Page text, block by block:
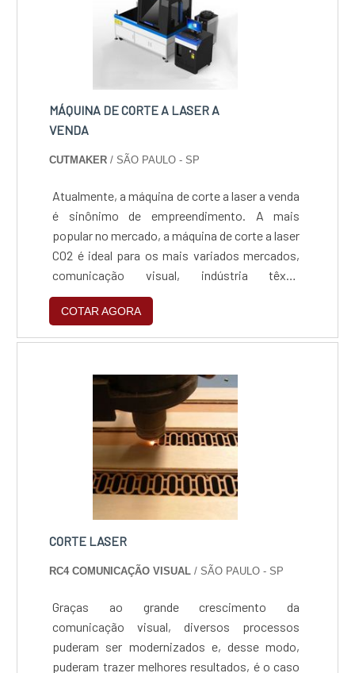
MÁQUINA DE CORTE A LASER A
VENDA
CUTMAKER / SÃO PAULO - SP
Atualmente, a máquina de corte a laser a venda
é sinônimo de empreendimento. A mais
popular no mercado, a máquina de corte a laser
CO2 é ideal para os mais variados mercados,
comunicação visual, indústria têxtil,
marcenaria, brindes e muitas outras, por conta
da sua versatilidade em cortar, gravar e marcar
em madeira, MDF, acrílico, papel, tecido,
tamanho (área de trabalho) que possibilita
COTAR AGORA
CORTE LASER
RC4 COMUNICAÇÃO VISUAL / SÃO PAULO - SP
Graças ao grande crescimento da
comunicação visual, diversos processos
puderam ser modernizados e, desse modo,
puderam trazer melhores resultados, é o caso